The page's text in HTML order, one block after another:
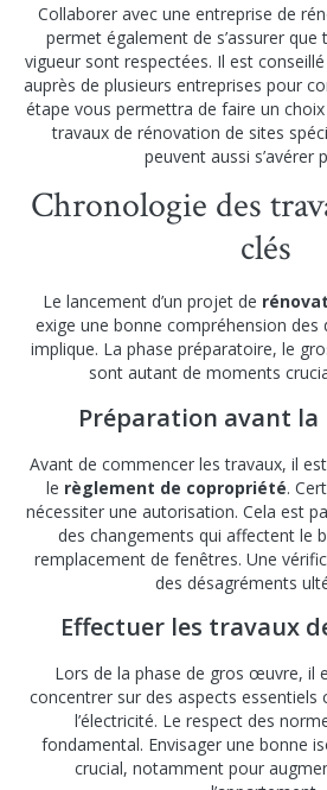
Collaborer avec une entreprise de
permet également de s’assurer
vigueur sont respectées. Il est
auprès de plusieurs entreprises pour
étape vous permettra de faire un
travaux de rénovation de sites
peuvent aussi s’avérer
Chronologie des
clés
Le lancement d’un projet de
exige une bonne compréhension des
implique. La phase préparatoire, le
sont autant de moments
Préparation avant
Avant de commencer les travaux, il
le règlement de copropriété.
nécessiter une autorisation. Cela est
des changements qui affectent le
remplacement de fenêtres. Une
des désagréments
Effectuer les travaux
Lors de la phase de gros œuvre, il
concentrer sur des aspects
l’électricité. Le respect des
fondamental. Envisager une bonne
crucial, notamment pour